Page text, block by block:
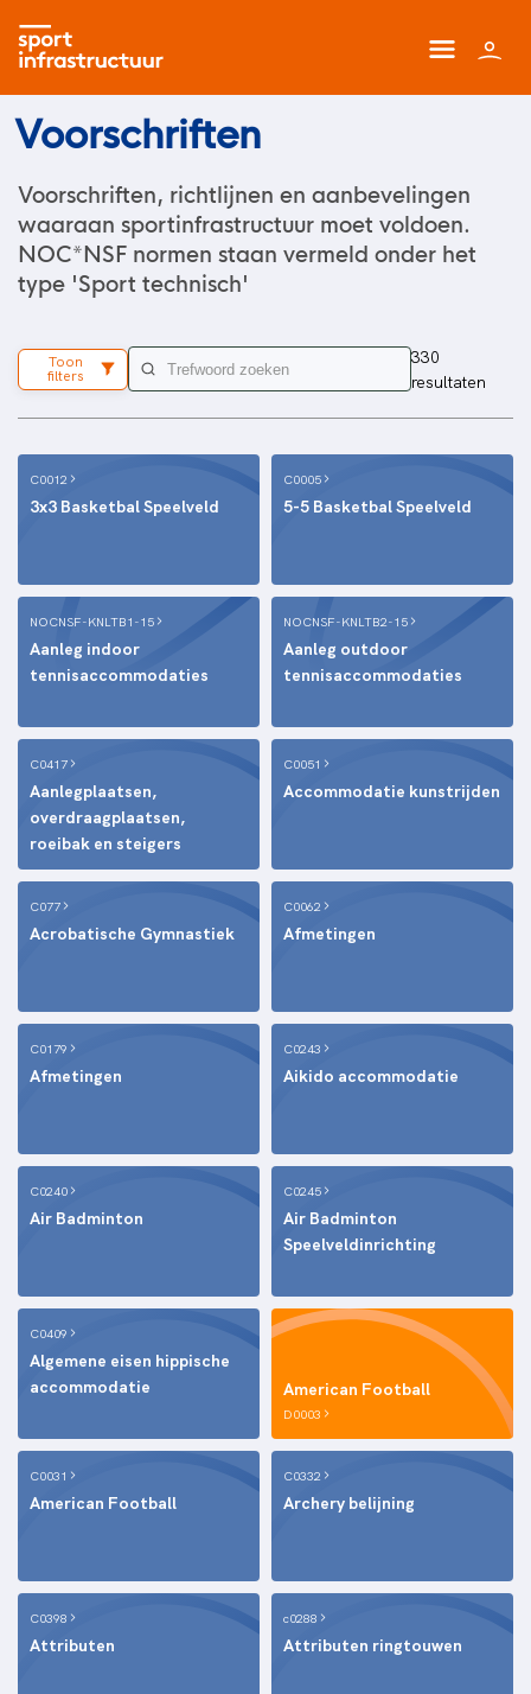
Voorschriften
Voorschriften, richtlijnen en aanbevelingen
waaraan sportinfrastructuur moet voldoen.
NOC*NSF normen staan vermeld onder het
type 'Sport technisch'
Toon
filters
330
resultaten
C0012
3x3 Basketbal Speelveld
C0005
5-5 Basketbal Speelveld
NOCNSF-KNLTB1-15
Aanleg indoor
tennisaccommodaties
NOCNSF-KNLTB2-15
Aanleg outdoor
tennisaccommodaties
C0417
Aanlegplaatsen,
overdraagplaatsen,
roeibak en steigers
C0051
Accommodatie kunstrijden
C077
Acrobatische Gymnastiek
C0062
Afmetingen
C0179
Afmetingen
C0243
Aikido accommodatie
C0240
Air Badminton
C0245
Air Badminton
Speelveldinrichting
C0409
Algemene eisen hippische
accommodatie
D0003
American Football
C0031
American Football
C0332
Archery belijning
C0398
Attributen
c0288
Attributen ringtouwen